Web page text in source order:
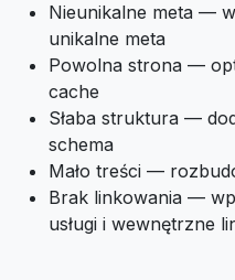
Nieunikalne meta —
unikalne meta
Powolna strona —
cache
Słaba struktura —
schema
Mało treści —
Brak linkowania —
usługi i wewnętrzne